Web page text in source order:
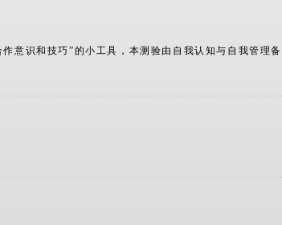
意识和技巧”的小工具，本测验由自我认知与自我管理备